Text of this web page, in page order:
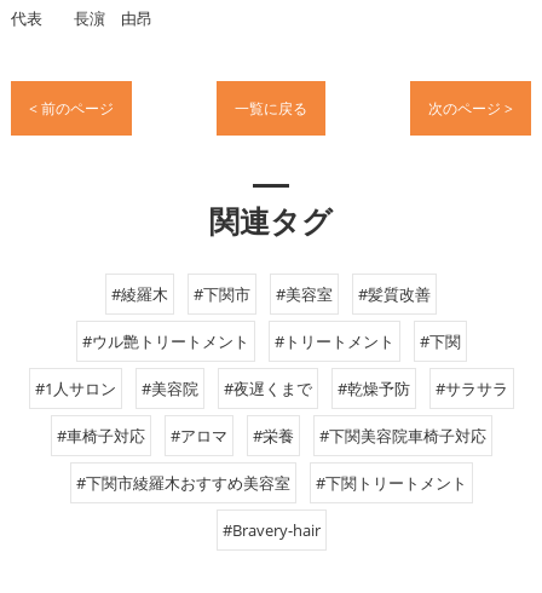
代表 長濵 由昂
< 前のページ 一覧に戻る 次のページ >
関連タグ
#綾羅木 #下関市 #美容室 #髪質改善
#ウル艶トリートメント #トリートメント #下関
#1人サロン #美容院 #夜遅くまで #乾燥予防 #サラサラ
#車椅子対応 #アロマ #栄養 #下関美容院車椅子対応
#下関市綾羅木おすすめ美容室 #下関トリートメント
#Bravery-hair